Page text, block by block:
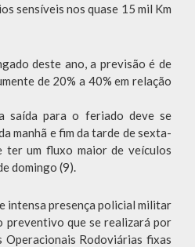
sensíveis nos quase 15 mil Km
deste ano, a previsão é de
de 20% a 40% em relação
saída para o feriado deve se
manhã e fim da tarde de sexta-
um fluxo maior de veículos
domingo (9).
intensa presença policial militar
preventivo que se realizará por
Operacionais Rodoviárias fixas